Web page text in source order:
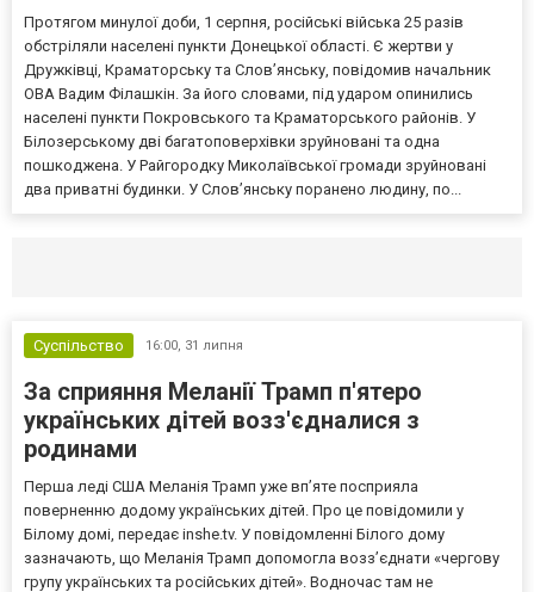
Протягом минулої доби, 1 серпня, російські війська 25 разів
обстріляли населені пункти Донецької області. Є жертви у
Дружківці, Краматорську та Слов’янську, повідомив начальник
ОВА Вадим Філашкін. За його словами, під ударом опинились
населені пункти Покровського та Краматорського районів. У
Білозерському дві багатоповерхівки зруйновані та одна
пошкоджена. У Райгородку Миколаївської громади зруйновані
два приватні будинки. У Слов’янську поранено людину, по...
Суспільство 16:00, 31 липня
За сприяння Меланії Трамп п'ятеро
українських дітей возз'єдналися з
родинами
Перша леді США Меланія Трамп уже впʼяте посприяла
поверненню додому українських дітей. Про це повідомили у
Білому домі, передає inshe.tv. У повідомленні Білого дому
зазначають, що Меланія Трамп допомогла возз’єднати «чергову
групу українських та російських дітей». Водночас там не